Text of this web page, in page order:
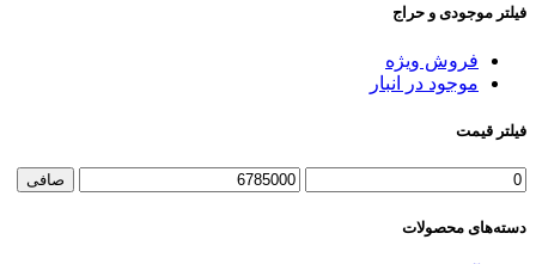
فیلتر موجودی و حراج
فروش ویژه
موجود در انبار
فیلتر قیمت
صافی
دسته‌های محصولات